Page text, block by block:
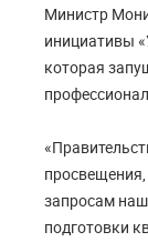
Министр
инициативы
которая
запросам
подготовки